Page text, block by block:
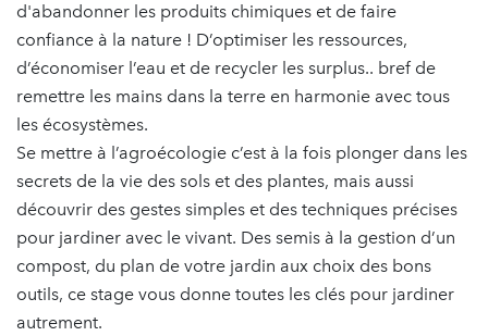
d'abandonner les produits chimiques et de faire
confiance à la nature ! D’optimiser les ressources,
d’économiser l’eau et de recycler les surplus.. bref de
remettre les mains dans la terre en harmonie avec tous
les écosystèmes.
Se mettre à l’agroécologie c’est à la fois plonger dans les
secrets de la vie des sols et des plantes, mais aussi
découvrir des gestes simples et des techniques précises
pour jardiner avec le vivant. Des semis à la gestion d’un
compost, du plan de votre jardin aux choix des bons
outils, ce stage vous donne toutes les clés pour jardiner
autrement.